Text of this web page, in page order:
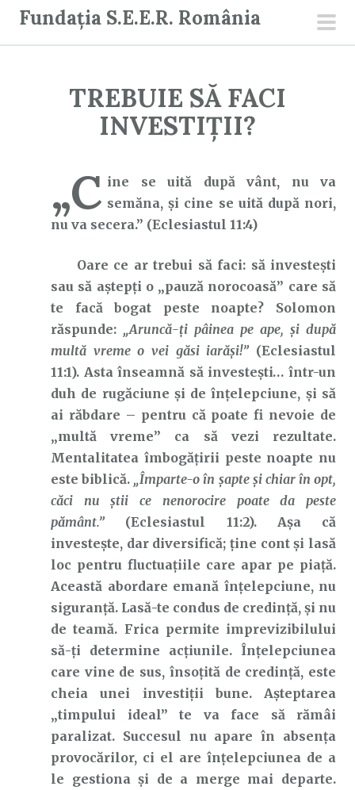
Fundația S.E.E.R. România
TREBUIE SĂ FACI
INVESTIȚII?
„C ine se uită după vânt, nu va
semăna, şi cine se uită după nori,
nu va secera.” (Eclesiastul 11:4)
Oare ce ar trebui să faci: să investești
sau să aștepți o „pauză norocoasă” care să
te facă bogat peste noapte? Solomon
răspunde: „Aruncă-ţi pâinea pe ape, şi după
multă vreme o vei găsi iarăși!” (Eclesiastul
11:1). Asta înseamnă să investești… într-un
duh de rugăciune și de înțelepciune, și să
ai răbdare – pentru că poate fi nevoie de
„multă vreme” ca să vezi rezultate.
Mentalitatea îmbogățirii peste noapte nu
este biblică. „Împarte-o în şapte şi chiar în opt,
căci nu ştii ce nenorocire poate da peste
pământ.” (Eclesiastul 11:2). Așa că
investește, dar diversifică; ține cont și lasă
loc pentru fluctuațiile care apar pe piață.
Această abordare emană înțelepciune, nu
siguranță. Lasă-te condus de credință, și nu
de teamă. Frica permite imprevizibilului
să-ți determine acțiunile. Înțelepciunea
care vine de sus, însoțită de credință, este
cheia unei investiții bune. Așteptarea
„timpului ideal” te va face să rămâi
paralizat. Succesul nu apare în absența
provocărilor, ci el are înțelepciunea de a
le gestiona și de a merge mai departe.